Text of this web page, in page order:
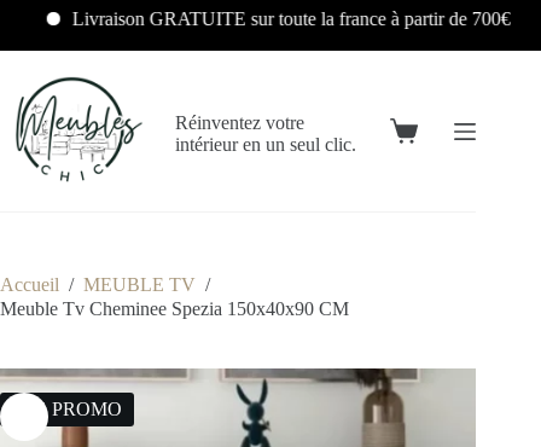
Livraison GRATUITE sur toute la france à partir de 700€
Réinventez votre
intérieur en un seul clic.
Accueil / MEUBLE TV /
Meuble Tv Cheminee Spezia 150x40x90 CM
39% PROMO